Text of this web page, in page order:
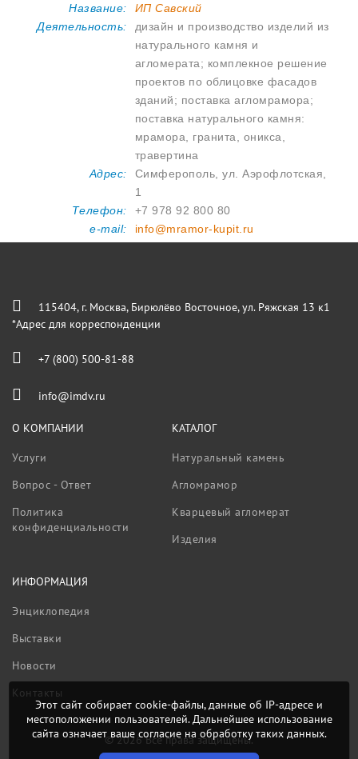
Название:
ИП Савский
Деятельность:
дизайн и производство изделий из
натурального камня и
агломерата; комплекное решение
проектов по облицовке фасадов
зданий; поставка агломрамора;
поставка натурального камня:
мрамора, гранита, оникса,
травертина
Адрес:
Симферополь, ул. Аэрофлотская,
1
Телефон:
+7 978 92 800 80
e-mail:
info@mramor-kupit.ru
115404, г. Москва, Бирюлёво Восточное, ул. Ряжская 13 к1
*Адрес для корреспонденции
+7 (800) 500-81-88
info@imdv.ru
О КОМПАНИИ
Услуги
Вопрос - Ответ
Политика
конфиденциальности
КАТАЛОГ
Натуральный камень
Агломрамор
Кварцевый агломерат
Изделия
ИНФОРМАЦИЯ
Энциклопедия
Выставки
Новости
Контакты
© 2026 Все права защищены.
Этот сайт собирает cookie-файлы, данные об IP-адресе и
местоположении пользователей. Дальнейшее использование
сайта означает ваше согласие на обработку таких данных.